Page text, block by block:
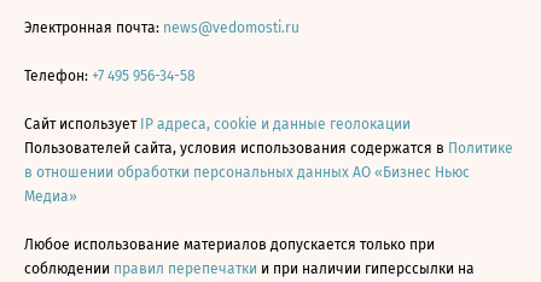
Электронная почта: news@vedomosti.ru
Телефон: +7 495 956-34-58
Сайт использует IP адреса, cookie и данные геолокации
Пользователей сайта, условия использования содержатся в Политике
в отношении обработки персональных данных АО «Бизнес Ньюс
Медиа»
Любое использование материалов допускается только при
соблюдении правил перепечатки и при наличии гиперссылки на